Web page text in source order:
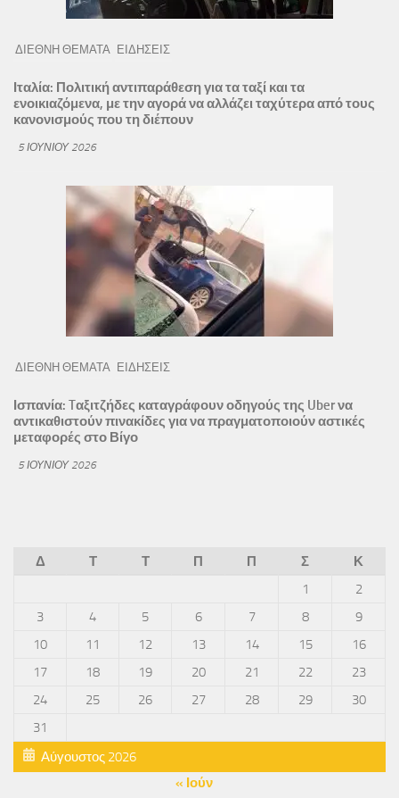
ΔΙΕΘΝΗ ΘΕΜΑΤΑ ΕΙΔΗΣΕΙΣ
Ιταλία: Πολιτική αντιπαράθεση για τα ταξί και τα
ενοικιαζόμενα, με την αγορά να αλλάζει ταχύτερα από τους
κανονισμούς που τη διέπουν
5 ΙΟΥΝΊΟΥ 2026
ΔΙΕΘΝΗ ΘΕΜΑΤΑ ΕΙΔΗΣΕΙΣ
Ισπανία: Tαξιτζήδες καταγράφουν οδηγούς της Uber να
αντικαθιστούν πινακίδες για να πραγματοποιούν αστικές
μεταφορές στο Βίγο
5 ΙΟΥΝΊΟΥ 2026
Αύγουστος 2026
Δ Τ Τ Π Π Σ
Κ
1
2
3
4 5 6 7 8
9
10
11 12 13 14 15
16
17
18 19 20 21 22
23
24
25 26 27 28 29
30
31
« Ιούν